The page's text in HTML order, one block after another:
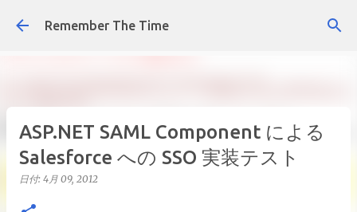
スキップしてメイン コンテンツに移動
Remember The Time
ASP.NET SAML Component による
Salesforce への SSO 実装テスト
日付: 4月 09, 2012